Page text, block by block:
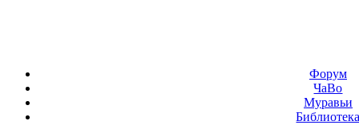
Форум
ЧаВо
Муравьи